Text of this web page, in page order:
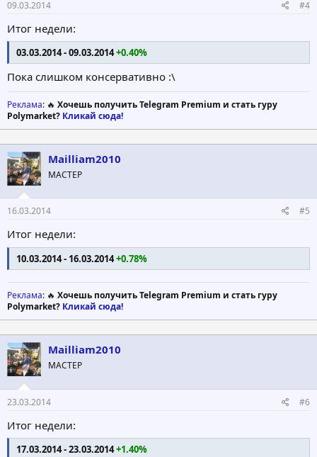
09.03.2014 #4
Итог недели:
03.03.2014 - 09.03.2014+0.40%
Пока слишком консервативно :\
Реклама: 🔥 Хочешь получить Telegram Premium и стать гуру
Polymarket? Кликай сюда!
Mailliam2010
МАСТЕР
16.03.2014 #5
Итог недели:
10.03.2014 - 16.03.2014+0.78%
Реклама: 🔥 Хочешь получить Telegram Premium и стать гуру
Polymarket? Кликай сюда!
Mailliam2010
МАСТЕР
23.03.2014 #6
Итог недели:
17.03.2014 - 23.03.2014+1.40%